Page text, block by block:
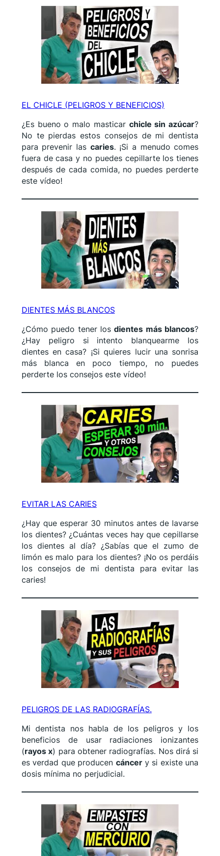
EL CHICLE (PELIGROS Y BENEFICIOS)
¿Es bueno o malo masticar chicle sin azúcar?
No te pierdas estos consejos de mi dentista
para prevenir las caries. ¡Si a menudo comes
fuera de casa y no puedes cepillarte los tienes
después de cada comida, no puedes perderte
este vídeo!
DIENTES MÁS BLANCOS
¿Cómo puedo tener losdientes más blancos?
¿Hay peligro si intento blanquearme los
dientes en casa? ¡Si quieres lucir una sonrisa
más blanca en poco tiempo, no puedes
perderte los consejos este vídeo!
EVITAR LAS CARIES
¿Hay que esperar 30 minutos antes de lavarse
los dientes? ¿Cuántas veces hay que cepillarse
los dientes al día? ¿Sabías que el zumo de
limón es malo para los dientes? ¡No os perdáis
los consejos de mi dentista para evitar las
caries!
PELIGROS DE LAS RADIOGRAFÍAS.
Mi dentista nos habla de los peligros y los
beneficios de usar radiaciones ionizantes
(rayos x) para obtener radiografías. Nos dirá si
es verdad que producen cáncery si existe una
dosis mínima no perjudicial.